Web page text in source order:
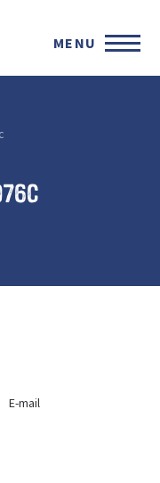
MENU
E-mail